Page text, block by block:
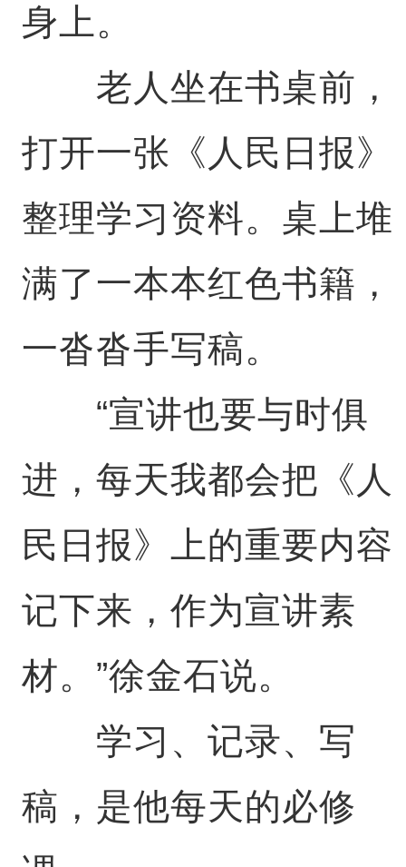
身上。
老人坐在书桌前，
打开一张《人民日报》
整理学习资料。桌上堆
满了一本本红色书籍，
一沓沓手写稿。
“宣讲也要与时俱
进，每天我都会把《人
民日报》上的重要内容
记下来，作为宣讲素
材。”徐金石说。
学习、记录、写
稿，是他每天的必修